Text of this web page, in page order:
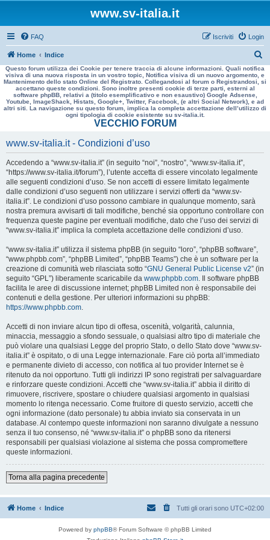
www.sv-italia.it
FAQ Login
Iscriviti
Home Indice
e
r
a
Questo forum utilizza dei Cookie per tenere traccia di alcune informazioni. Quali notifica
visiva di una nuova risposta in un vostro topic, Notifica visiva di un nuovo argomento, e
Mantenimento dello stato Online del Registrato. Collegandosi al forum o Registrandosi, si
accettano queste condizioni. Sono inoltre presenti cookie di terze parti, esterni al
software phpBB, relativi a (titolo esemplificativo e non esaustivo) Google Adsense,
Youtube, ImageShack, Histats, Google+, Twitter, Facebook, (e altri Social Network), e ad
altri siti. La navigazione su questo forum, implica la completa accettazione dell’utilizzo di
ogni tipologia di cookie esistente su sv-italia.it.
VECCHIO FORUM
www.sv-italia.it - Condizioni d’uso
Accedendo a “www.sv-italia.it” (in seguito “noi”, “nostro”, “www.sv-italia.it”,
“https://www.sv-italia.it/forum”), l’utente accetta di essere vincolato legalmente
alle seguenti condizioni d’uso. Se non accetti di essere limitato legalmente
dalle condizioni d’uso seguenti non utilizzare i servizi offerti da “www.sv-
italia.it”. Le condizioni d’uso possono cambiare in qualunque momento, sarà
nostra premura avvisarti di tali modifiche, benché sia opportuno controllare con
frequenza queste pagine per eventuali modifiche, dato che l’uso dei servizi di
“www.sv-italia.it” implica la completa accettazione delle condizioni d’uso.
“www.sv-italia.it” utilizza il sistema phpBB (in seguito “loro”, “phpBB software”,
“www.phpbb.com”, “phpBB Limited”, “phpBB Teams”) che è un software per la
creazione di comunità web rilasciata sotto “GNU General Public License v2” (in
seguito “GPL”) liberamente scaricabile da www.phpbb.com. Il software phpBB
facilita le aree di discussione internet; phpBB Limited non è responsabile dei
contenuti e della gestione. Per ulteriori informazioni su phpBB:
https://www.phpbb.com.
Accetti di non inviare alcun tipo di offesa, oscenità, volgarità, calunnia,
minaccia, messaggio a sfondo sessuale, o qualsiasi altro tipo di materiale che
può violare una qualsiasi Legge del proprio Stato, o dello Stato dove “www.sv-
italia.it” è ospitato, o di una Legge internazionale. Fare ciò porta all’immediato
e permanente divieto di accesso, con notifica al tuo provider Internet se è
ritenuto da noi opportuno. Tutti gli indirizzi IP sono registrati per salvaguardare
e rinforzare queste condizioni. Accetti che “www.sv-italia.it” abbia il diritto di
rimuovere, riscrivere, spostare o chiudere qualsiasi argomento in qualsiasi
momento lo ritenga necessario. Come fruitore di questo servizio, accetti che
ogni informazione (dato personale) tu abbia inviato sia conservata in un
database. Al contempo queste informazioni non saranno divulgate a nessuno
senza il tuo consenso, né “www.sv-italia.it” o phpBB sono da ritenersi
responsabili per qualsiasi violazione al sistema che possa compromettere
queste informazioni.
Torna alla pagina precedente
Home Indice Tutti gli orari sono UTC+02:00
Powered by phpBB® Forum Software © phpBB Limited